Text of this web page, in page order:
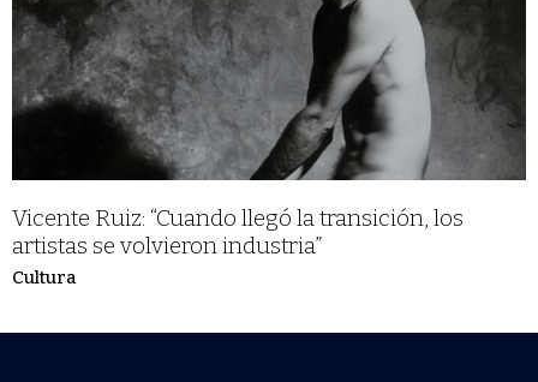
Vicente Ruiz: “Cuando llegó la transición, los
artistas se volvieron industria”
Cultura